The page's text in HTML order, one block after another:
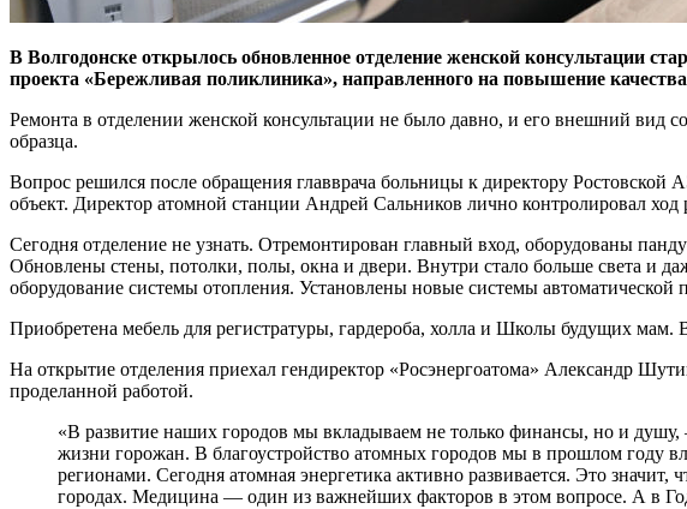
В Волгодонске открылось обновленное отделение женской консультации
проекта «Бережливая поликлиника», направленного на повышение
Ремонта в отделении женской консультации не было давно, и его внешний вид
образца.
Вопрос решился после обращения главврача больницы к директору
объект. Директор атомной станции Андрей Сальников лично контролировал ход
Сегодня отделение не узнать. Отремонтирован главный вход, оборудованы
Обновлены стены, потолки, полы, окна и двери. Внутри стало больше света и
оборудование системы отопления. Установлены новые системы
Приобретена мебель для регистратуры, гардероба, холла и Школы будущих
На открытие отделения приехал гендиректор «Росэнергоатома» Александр
проделанной работой.
«В развитие наших городов мы вкладываем не только финансы, но и
жизни горожан. В благоустройство атомных городов мы в прошлом году
регионами. Сегодня атомная энергетика активно развивается. Это
городах. Медицина — один из важнейших факторов в этом вопросе. А в